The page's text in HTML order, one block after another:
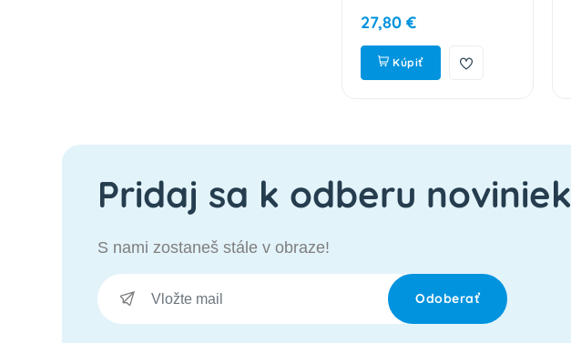
27,80 €
Kúpiť
Pridaj sa k odberu noviniek
S nami zostaneš stále v obraze!
Odoberať